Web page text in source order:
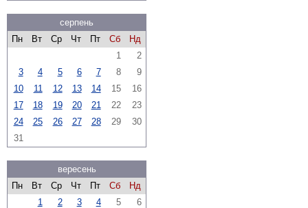
серпень
Пн
Вт Ср Чт Пт Сб
Нд
1
2
3
4 5 6 7 8
9
10
11 12 13 14 15
16
17
18 19 20 21 22
23
24
25 26 27 28 29
30
31
вересень
Пн
Вт Ср Чт Пт Сб
Нд
1
2 3 4 5
6